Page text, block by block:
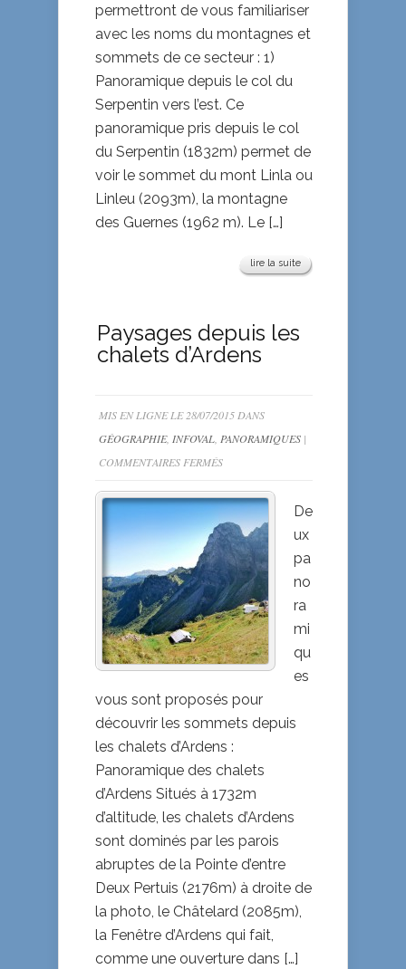
permettront de vous familiariser
avec les noms du montagnes et
sommets de ce secteur : 1)
Panoramique depuis le col du
Serpentin vers l’est. Ce
panoramique pris depuis le col
du Serpentin (1832m) permet de
voir le sommet du mont Linla ou
Linleu (2093m), la montagne
des Guernes (1962 m). Le […]
lire la suite
Paysages depuis les
chalets d’Ardens
MIS EN LIGNE LE 28/07/2015 DANS
GÉOGRAPHIE, INFOVAL PANORAMIQUES |
COMMENTAIRES FERMÉSSUR
DEPUIS
LES
CHALETS
D’ARDENS
De
ux
pa
no
ra
mi
qu
es
vous sont proposés pour
découvrir les sommets depuis
les chalets d’Ardens :
Panoramique des chalets
d’Ardens Situés à 1732m
d’altitude, les chalets d’Ardens
sont dominés par les parois
abruptes de la Pointe d’entre
Deux Pertuis (2176m) à droite de
la photo, le Châtelard (2085m),
la Fenêtre d’Ardens qui fait,
comme une ouverture dans […]